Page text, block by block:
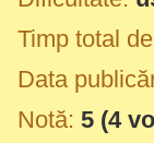
Timp total
Data
Notă: 5 (4